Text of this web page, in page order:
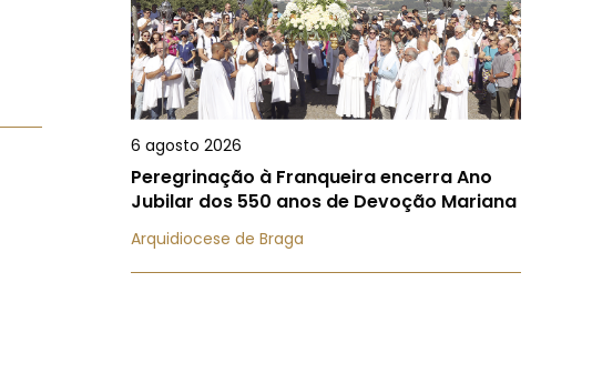
6 agosto 2026
Peregrinação à Franqueira encerra Ano
Jubilar dos 550 anos de Devoção Mariana
Arquidiocese de Braga